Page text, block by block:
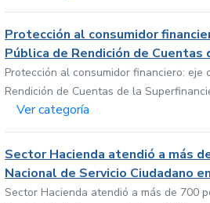
Protección al consumidor
Pública de Rendición de Cuentas
Protección al consumidor financiero:
Rendición de Cuentas de la
Ver categoría
Sector Hacienda atendió a más
Nacional de Servicio Ciudadano
Sector Hacienda atendió a más de 700